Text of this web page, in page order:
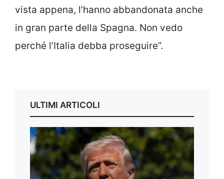
vista appena, l’hanno abbandonata anche
in gran parte della Spagna. Non vedo
perché l’Italia debba proseguire”.
ULTIMI ARTICOLI